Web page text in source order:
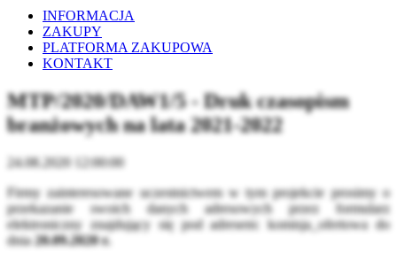
INFORMACJA
ZAKUPY
PLATFORMA ZAKUPOWA
KONTAKT
MTP/2020/DAW1/5 - Druk czasopism
branżowych na lata 2021-2022
24.08.2020 12:00:00
Firmy zainteresowane uczestnictwem w tym projekcie prosimy o
przekazanie swoich danych adresowych przez formularz
elektroniczny znajdujący się pod adresem:
komisja_ofertowa do
dnia 20.09.2020 r.